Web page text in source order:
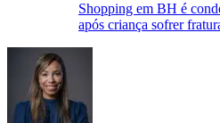
Shopping em BH é
após criança sofrer